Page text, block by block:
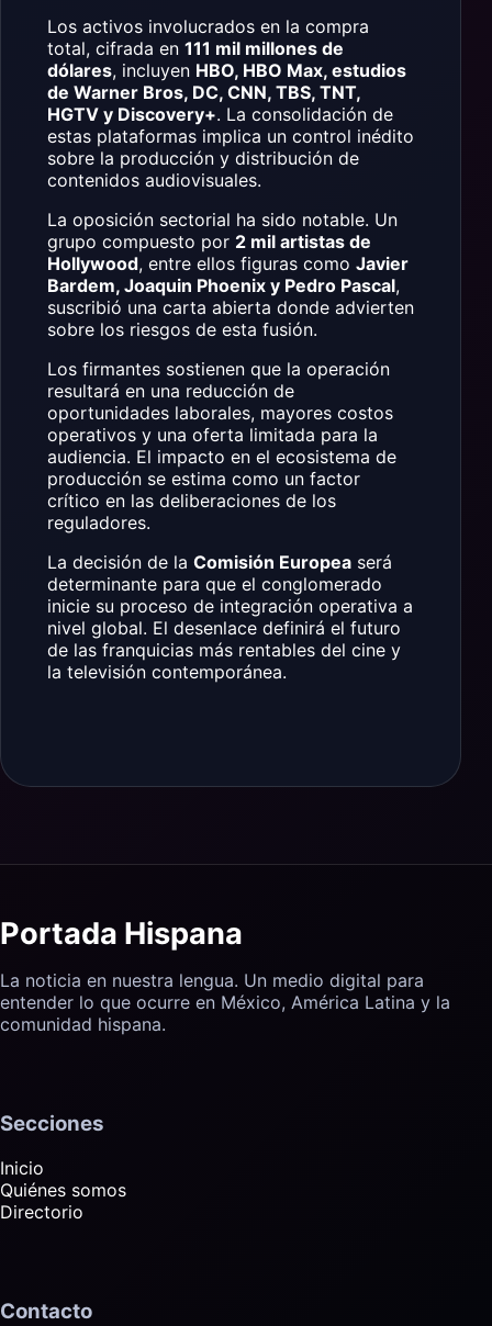
Los activos involucrados en la compra
total, cifrada en 111 mil millones de
dólares, incluyen HBO, HBO Max, estudios
de Warner Bros, DC, CNN, TBS, TNT,
HGTV y Discovery+. La consolidación de
estas plataformas implica un control inédito
sobre la producción y distribución de
contenidos audiovisuales.
La oposición sectorial ha sido notable. Un
grupo compuesto por 2 mil artistas de
Hollywood, entre ellos figuras como Javier
Bardem, Joaquin Phoenix y Pedro Pascal,
suscribió una carta abierta donde advierten
sobre los riesgos de esta fusión.
Los firmantes sostienen que la operación
resultará en una reducción de
oportunidades laborales, mayores costos
operativos y una oferta limitada para la
audiencia. El impacto en el ecosistema de
producción se estima como un factor
crítico en las deliberaciones de los
reguladores.
La decisión de la Comisión Europea será
determinante para que el conglomerado
inicie su proceso de integración operativa a
nivel global. El desenlace definirá el futuro
de las franquicias más rentables del cine y
la televisión contemporánea.
Portada Hispana
La noticia en nuestra lengua. Un medio digital para
entender lo que ocurre en México, América Latina y la
comunidad hispana.
Secciones
Inicio
Quiénes somos
Directorio
Contacto